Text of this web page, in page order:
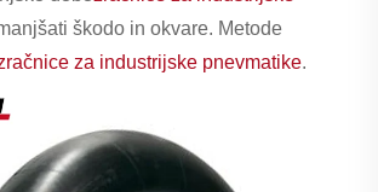
škodo in okvare. Metode
za industrijske pnevmatike.